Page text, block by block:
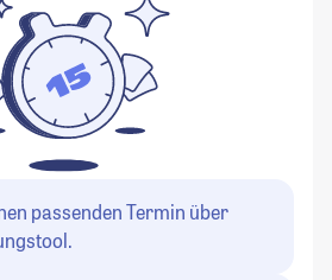
passenden Termin über